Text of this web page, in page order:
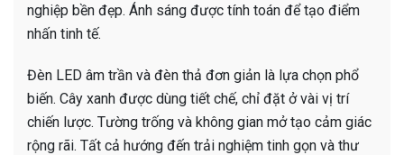
nghiệp bền đẹp. Ánh sáng được tính toán để tạo điểm
nhấn tinh tế.
Đèn LED âm trần và đèn thả đơn giản là lựa chọn phổ
biến. Cây xanh được dùng tiết chế, chỉ đặt ở vài vị trí
chiến lược. Tường trống và không gian mở tạo cảm giác
rộng rãi. Tất cả hướng đến trải nghiệm tinh gọn và thư